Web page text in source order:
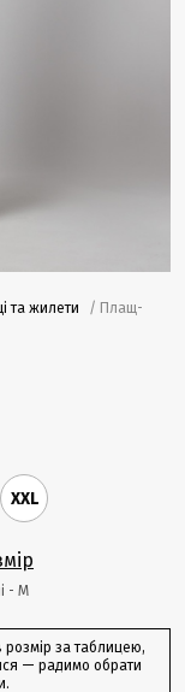
та жилети
/ Плащ-
XXL
- M
за таблицею,
— радимо обрати